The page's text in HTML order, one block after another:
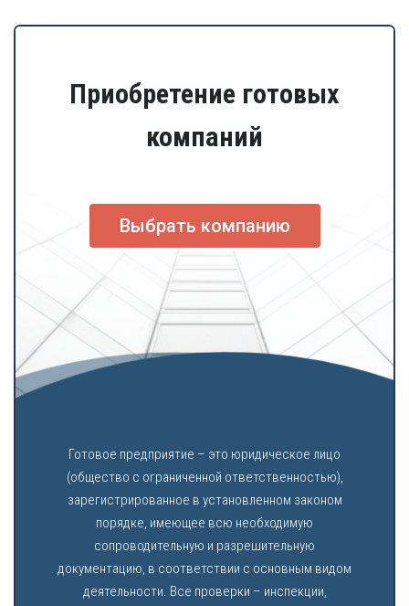
Приобретение готовых
компаний
Выбрать компанию
Готовое предприятие – это юридическое лицо
(общество с ограниченной ответственностью),
зарегистрированное в установленном законом
порядке, имеющее всю необходимую
сопроводительную и разрешительную
документацию, в соответствии с основным видом
деятельности. Все проверки – инспекции,